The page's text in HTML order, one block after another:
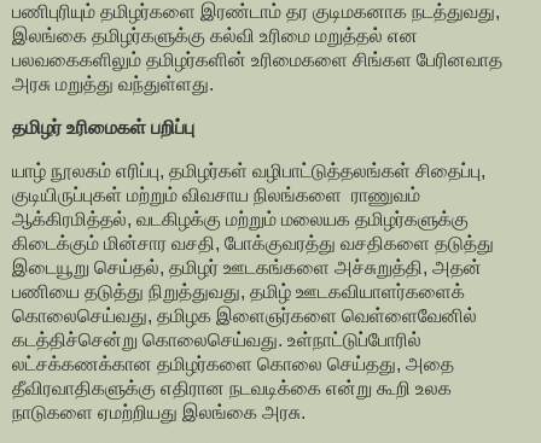
பணிபுரியும் தமிழர்களை இரண்டாம் தர குடிமகனாக நடத்துவது,
இலங்கை தமிழர்களுக்கு கல்வி உரிமை மறுத்தல் என
பலவகைகளிலும் தமிழர்களின் உரிமைகளை சிங்கள பேரினவாத
அரசு மறுத்து வந்துள்ளது.
தமிழர் உரிமைகள் பறிப்பு
யாழ் நூலகம் எரிப்பு, தமிழர்கள் வழிபாட்டுத்தலங்கள் சிதைப்பு,
குடியிருப்புகள் மற்றும் விவசாய நிலங்களை ராணுவம்
ஆக்கிரமித்தல், வடகிழக்கு மற்றும் மலையக தமிழர்களுக்கு
கிடைக்கும் மின்சார வசதி, போக்குவரத்து வசதிகளை தடுத்து
இடையூறு செய்தல், தமிழர் ஊடகங்களை அச்சுறுத்தி, அதன்
பணியை தடுத்து நிறுத்துவது, தமிழ் ஊடகவியாளர்களைக்
கொலைசெய்வது, தமிழக இளைஞர்களை வெள்ளைவேனில்
கடத்திச்சென்று கொலைசெய்வது. உள்நாட்டுப்போரில்
லட்சக்கணக்கான தமிழர்களை கொலை செய்தது, அதை
தீவிரவாதிகளுக்கு எதிரான நடவடிக்கை என்று கூறி உலக
நாடுகளை ஏமற்றியது இலங்கை அரசு.